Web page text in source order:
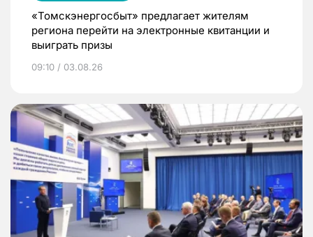
«Томскэнергосбыт» предлагает жителям
региона перейти на электронные квитанции и
выиграть призы
09:10 / 03.08.26